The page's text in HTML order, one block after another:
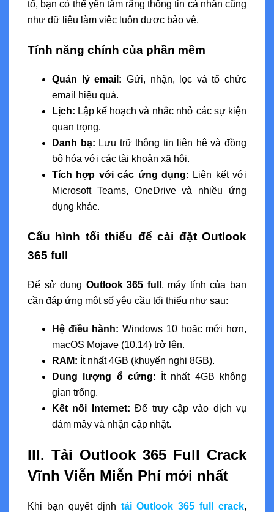
tố, bạn có thể yên tâm rằng thông tin cá nhân cũng
như dữ liệu làm việc luôn được bảo vệ.
Tính năng chính của phần mềm
Quản lý email: Gửi, nhận, lọc và tổ chức
email hiệu quả.
Lịch: Lập kế hoạch và nhắc nhở các sự kiện
quan trọng.
Danh bạ: Lưu trữ thông tin liên hệ và đồng
bộ hóa với các tài khoản xã hội.
Tích hợp với các ứng dụng: Liên kết với
Microsoft Teams, OneDrive và nhiều ứng
dụng khác.
Cấu hình tối thiểu để cài đặt Outlook
365 full
Để sử dụng Outlook 365 full , máy tính của bạn
cần đáp ứng một số yêu cầu tối thiểu như sau:
Hệ điều hành: Windows 10 hoặc mới hơn,
macOS Mojave (10.14) trở lên.
RAM: Ít nhất 4GB (khuyến nghị 8GB).
Dung lượng ổ cứng: Ít nhất 4GB không
gian trống.
Kết nối Internet: Để truy cập vào dịch vụ
đám mây và nhận cập nhật.
III. Tải Outlook 365 Full Crack
Vĩnh Viễn Miễn Phí mới nhất
Khi bạn quyết định tải Outlook 365 full crack,